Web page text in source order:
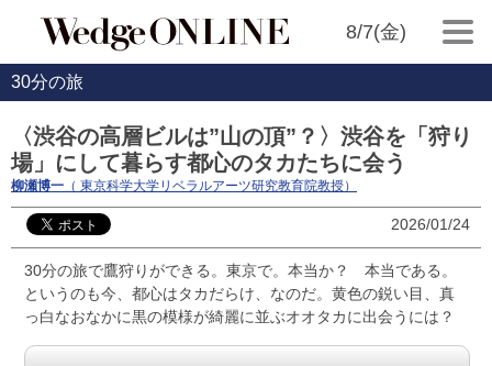
8/7(金)
30分の旅
〈渋谷の高層ビルは”山の頂”？〉渋谷を「狩り
場」にして暮らす都心のタカたちに会う
柳瀬博一 （ 東京科学大学リベラルアーツ研究教育院教授）
2026/01/24
30分の旅で鷹狩りができる。東京で。本当か？ 本当である。
というのも今、都心はタカだらけ、なのだ。黄色の鋭い目、真
っ白なおなかに黒の模様が綺麗に並ぶオオタカに出会うには？